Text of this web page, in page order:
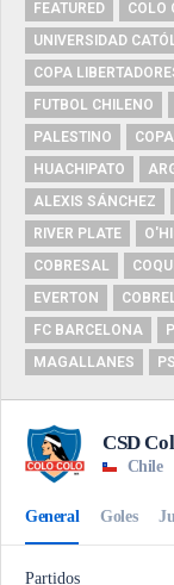
FEATURED COLO
UNIVERSIDAD
COPA
FUTBOL CHILENO
PALESTINO
HUACHIPATO
ALEXIS SÁNCHEZ
RIVER PLATE
COBRESAL
EVERTON
FC BARCELONA
MAGALLANES